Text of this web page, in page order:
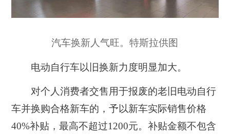
汽车换新人气旺。特斯拉供图
电动自行车以旧换新力度明显加大。
对个人消费者交售用于报废的老旧电动自行
车并换购合格新车的，予以新车实际销售价格
40%补贴，最高不超过1200元。补贴金额不包含